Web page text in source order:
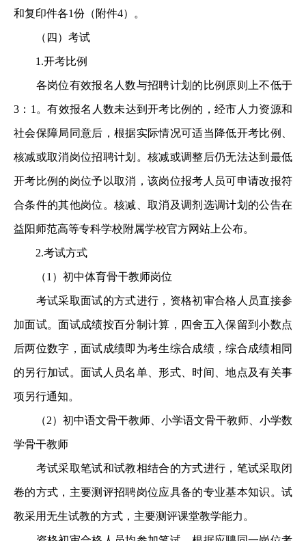
和复印件各1份（附件4）。
（四）考试
1.开考比例
各岗位有效报名人数与招聘计划的比例原则上不低于
3：1。有效报名人数未达到开考比例的，经市人力资源和
社会保障局同意后，根据实际情况可适当降低开考比例、
核减或取消岗位招聘计划。核减或调整后仍无法达到最低
开考比例的岗位予以取消，该岗位报考人员可申请改报符
合条件的其他岗位。核减、取消及调剂选调计划的公告在
益阳师范高等专科学校附属学校官方网站上公布。
2.考试方式
（1）初中体育骨干教师岗位
考试采取面试的方式进行，资格初审合格人员直接参
加面试。面试成绩按百分制计算，四舍五入保留到小数点
后两位数字，面试成绩即为考生综合成绩，综合成绩相同
的另行加试。面试人员名单、形式、时间、地点及有关事
项另行通知。
（2）初中语文骨干教师、小学语文骨干教师、小学数
学骨干教师
考试采取笔试和试教相结合的方式进行，笔试采取闭
卷的方式，主要测评招聘岗位应具备的专业基本知识。试
教采用无生试教的方式，主要测评课堂教学能力。